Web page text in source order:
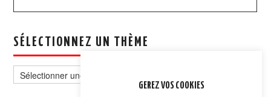
SÉLECTIONNEZ UN THÈME
un
thème
GEREZ VOS COOKIES